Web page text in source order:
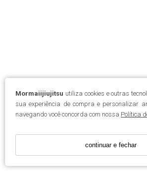
Mormaiijiujitsu utiliza cookies e outras
sua experiência de compra e personalizar
navegando você concorda com nossa Política
continuar e fechar